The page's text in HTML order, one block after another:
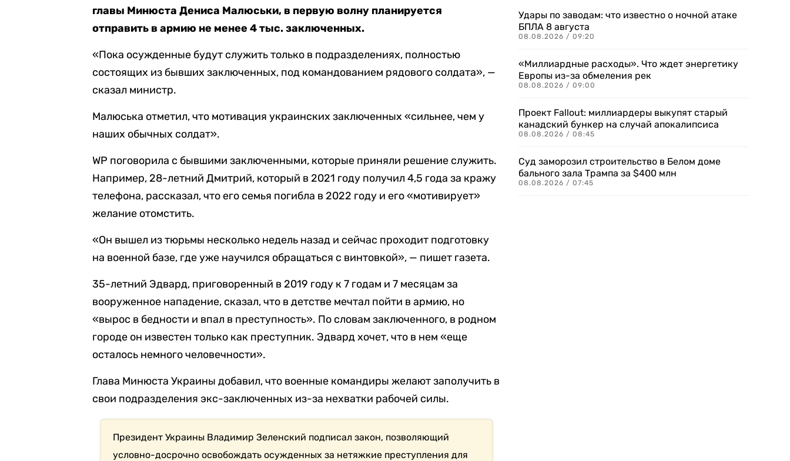
главы Минюста Дениса Малюськи, в первую волну планируется
отправить в армию не менее 4 тыс. заключенных.
«Пока осужденные будут служить только в подразделениях, полностью
состоящих из бывших заключенных, под командованием рядового солдата», —
сказал министр.
Малюська отметил, что мотивация украинских заключенных «сильнее, чем у
наших обычных солдат».
WP поговорила с бывшими заключенными, которые приняли решение служить.
Например, 28-летний Дмитрий, который в 2021 году получил 4,5 года за кражу
телефона, рассказал, что его семья погибла в 2022 году и его «мотивирует»
желание отомстить.
«Он вышел из тюрьмы несколько недель назад и сейчас проходит подготовку
на военной базе, где уже научился обращаться с винтовкой», — пишет газета.
35-летний Эдвард, приговоренный в 2019 году к 7 годам и 7 месяцам за
вооруженное нападение, сказал, что в детстве мечтал пойти в армию, но
«вырос в бедности и впал в преступность». По словам заключенного, в родном
городе он известен только как преступник. Эдвард хочет, что в нем «еще
осталось немного человечности».
Глава Минюста Украины добавил, что военные командиры желают заполучить в
свои подразделения экс-заключенных из-за нехватки рабочей силы.
Президент Украины Владимир Зеленский подписал закон, позволяющий
условно-досрочно освобождать осужденных за нетяжкие преступления для
Удары по заводам: что известно о ночной атаке
БПЛА 8 августа
08.08.2026 / 09:20
«Миллиардные расходы». Что ждет энергетику
Европы из-за обмеления рек
08.08.2026 / 09:00
Проект Fallout: миллиардеры выкупят старый
канадский бункер на случай апокалипсиса
08.08.2026 / 08:45
Суд заморозил строительство в Белом доме
бального зала Трампа за $400 млн
08.08.2026 / 07:45